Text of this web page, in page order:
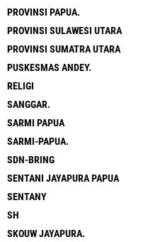
PROVINSI PAPUA.
PROVINSI SULAWESI UTARA
PROVINSI SUMATRA UTARA
PUSKESMAS ANDEY.
RELIGI
SANGGAR.
SARMI PAPUA
SARMI-PAPUA.
SDN-BRING
SENTANI JAYAPURA PAPUA
SENTANY
SH
SKOUW JAYAPURA.